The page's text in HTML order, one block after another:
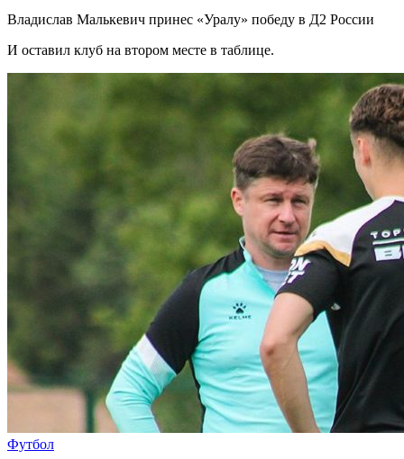
Владислав Малькевич принес «Уралу» победу в Д2 России
И оставил клуб на втором месте в таблице.
Футбол